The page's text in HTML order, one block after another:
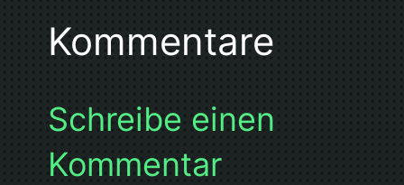
Kommentare
Schreibe einen
Kommentar